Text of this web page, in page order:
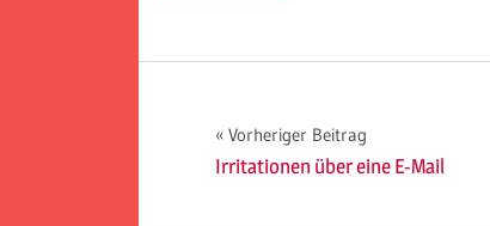
Beitragsnavigation
Vorheriger Beitrag
Irritationen über eine E-Mail